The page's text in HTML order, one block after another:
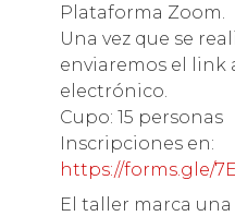
Plataforma Zoom.
Una vez que se
enviaremos el link
electrónico.
Cupo: 15 personas
Inscripciones en:
https://forms.gle/
El taller marca